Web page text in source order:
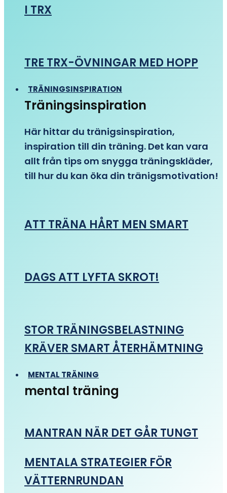
I TRX
TRE TRX-ÖVNINGAR MED HOPP
TRÄNINGSINSPIRATION
Träningsinspiration
Här hittar du tränigsinspiration,
inspiration till din träning. Det kan vara
allt från tips om snygga träningskläder,
till hur du kan öka din tränigsmotivation!
ATT TRÄNA HÅRT MEN SMART
DAGS ATT LYFTA SKROT!
STOR TRÄNINGSBELASTNING
KRÄVER SMART ÅTERHÄMTNING
MENTAL TRÄNING
mental träning
MANTRAN NÄR DET GÅR TUNGT
MENTALA STRATEGIER FÖR
VÄTTERNRUNDAN